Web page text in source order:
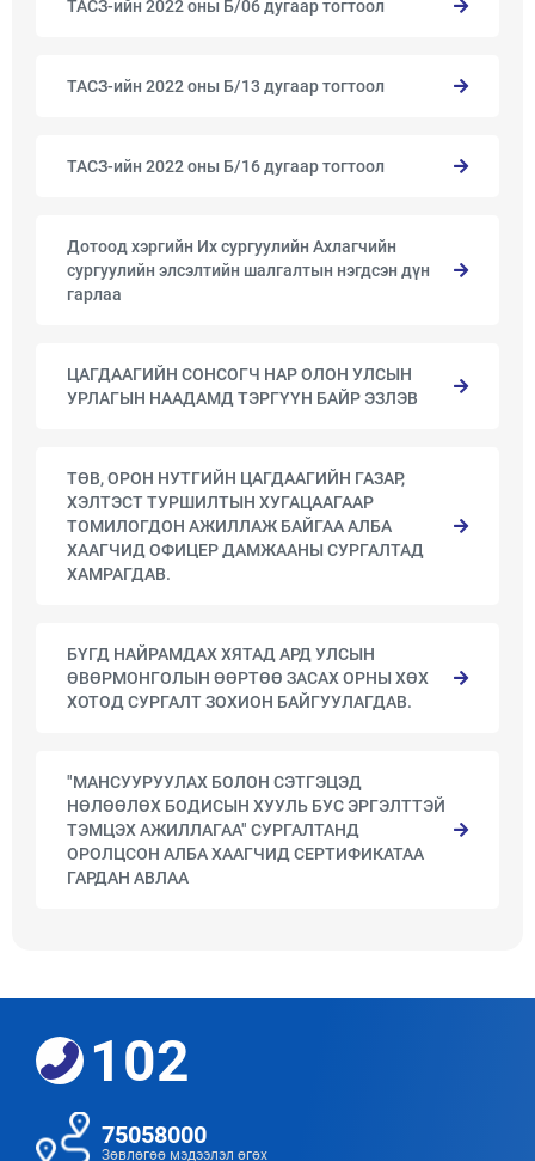
ТАСЗ-ийн 2022 оны Б/06 дугаар тогтоол
ТАСЗ-ийн 2022 оны Б/13 дугаар тогтоол
ТАСЗ-ийн 2022 оны Б/16 дугаар тогтоол
Дотоод хэргийн Их сургуулийн Ахлагчийн
сургуулийн элсэлтийн шалгалтын нэгдсэн дүн
гарлаа
ЦАГДААГИЙН СОНСОГЧ НАР ОЛОН УЛСЫН
УРЛАГЫН НААДАМД ТЭРГҮҮН БАЙР ЭЗЛЭВ
ТӨВ, ОРОН НУТГИЙН ЦАГДААГИЙН ГАЗАР,
ХЭЛТЭСТ ТУРШИЛТЫН ХУГАЦААГААР
ТОМИЛОГДОН АЖИЛЛАЖ БАЙГАА АЛБА
ХААГЧИД ОФИЦЕР ДАМЖААНЫ СУРГАЛТАД
ХАМРАГДАВ.
БҮГД НАЙРАМДАХ ХЯТАД АРД УЛСЫН
ӨВӨРМОНГОЛЫН ӨӨРТӨӨ ЗАСАХ ОРНЫ ХӨХ
ХОТОД СУРГАЛТ ЗОХИОН БАЙГУУЛАГДАВ.
"МАНСУУРУУЛАХ БОЛОН СЭТГЭЦЭД
НӨЛӨӨЛӨХ БОДИСЫН ХУУЛЬ БУС ЭРГЭЛТТЭЙ
ТЭМЦЭХ АЖИЛЛАГАА" СУРГАЛТАНД
ОРОЛЦСОН АЛБА ХААГЧИД СЕРТИФИКАТАА
ГАРДАН АВЛАА
102
75058000
Зөвлөгөө мэдээлэл өгөх